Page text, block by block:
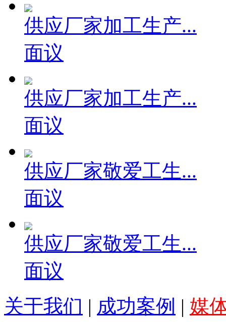
供应厂家加工生产...
面议
供应厂家加工生产...
面议
供应厂家敬爱工生...
面议
供应厂家敬爱工生...
面议
关于我们 | 成功案例 | 媒